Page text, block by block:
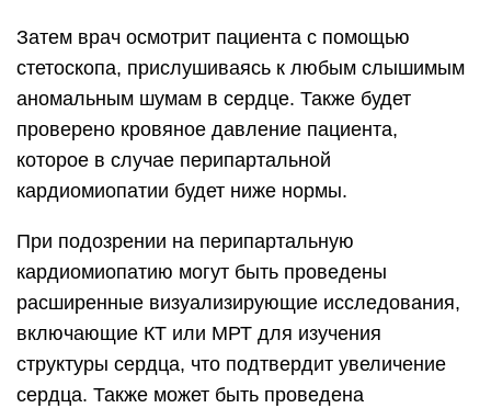
Затем врач осмотрит пациента с помощью
стетоскопа, прислушиваясь к любым слышимым
аномальным шумам в сердце. Также будет
проверено кровяное давление пациента,
которое в случае перипартальной
кардиомиопатии будет ниже нормы.
При подозрении на перипартальную
кардиомиопатию могут быть проведены
расширенные визуализирующие исследования,
включающие КТ или МРТ для изучения
структуры сердца, что подтвердит увеличение
сердца. Также может быть проведена